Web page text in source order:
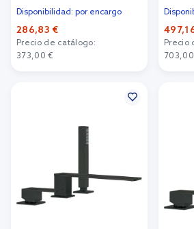
Disponibilidad: por encargo
286,83 €
Precio de catálogo:
373,00 €
Precio